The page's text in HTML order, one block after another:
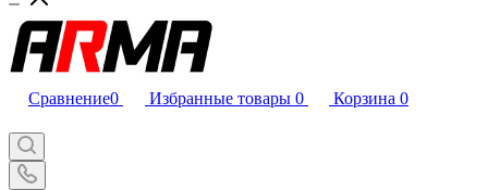
Сравнение0 Избранные товары 0 Корзина 0